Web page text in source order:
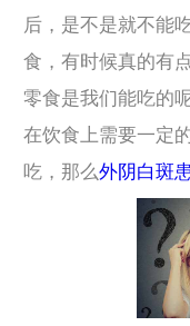
后，是不是就不能
食，有时候真的有
零食是我们能吃的
在饮食上需要一定
吃，那么外阴白斑